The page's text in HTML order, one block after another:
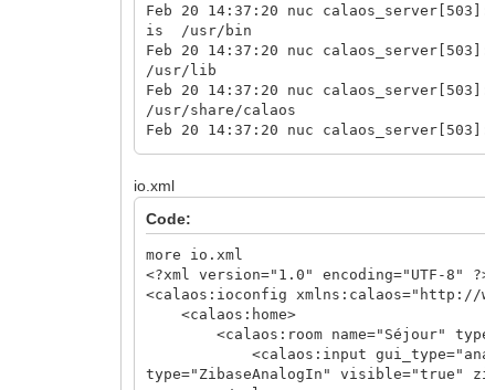
Feb 20 14:37:20 nuc
is /usr/bin
Feb 20 14:37:20 nuc
/usr/lib
Feb 20 14:37:20 nuc
/usr/share/calaos
Feb 20 14:37:20 nuc
config path: /etc/calaos/
cache path: /home/root/.cache/calaos/
Feb 20 14:37:20 nuc
Feb 20 14:37:20 nuc
cache read successfully.
Feb 20 14:37:20 nuc
Feb 20 14:37:20 nuc
Feb 20 14:37:20 nuc
io.xml
Code:
more io.xml
<?xml version="1.0" encoding="UTF-8"
<calaos:ioconfig xmlns:calaos="http://
<calaos:home>
<calaos:room name="Séjour"
<calaos:input
type="ZibaseAnalogIn" visible="true"